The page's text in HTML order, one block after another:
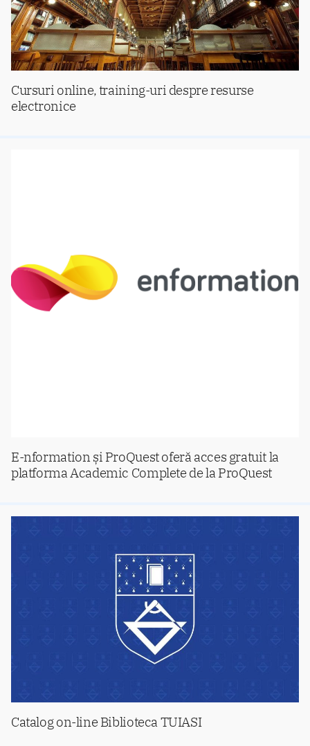
Cursuri online, training-uri despre resurse
electronice
E-nformation și ProQuest oferă acces gratuit la
platforma Academic Complete de la ProQuest
Catalog on-line Biblioteca TUIASI